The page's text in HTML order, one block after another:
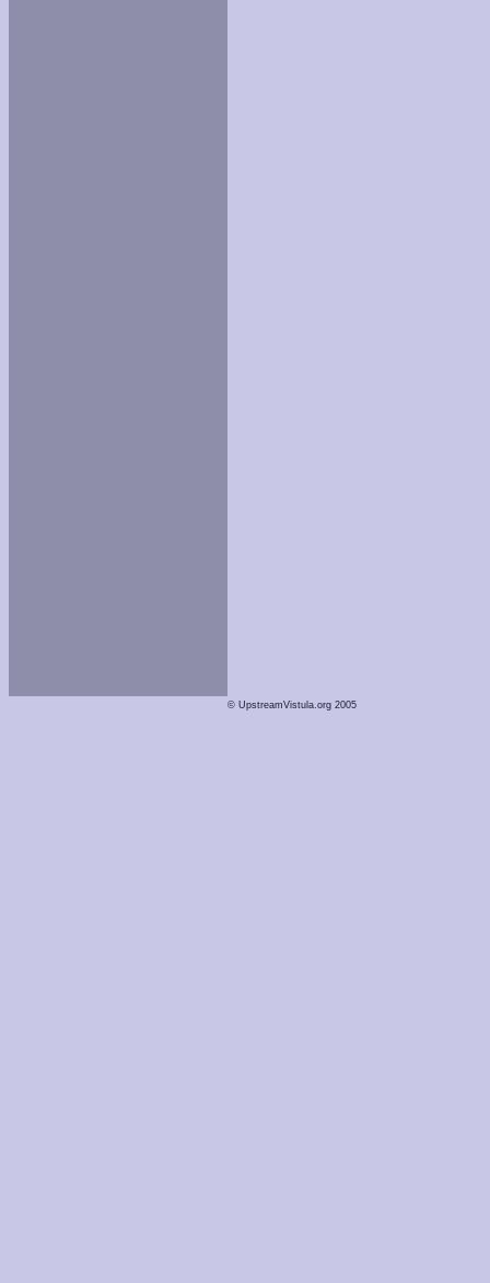
© UpstreamVistula.org 2005